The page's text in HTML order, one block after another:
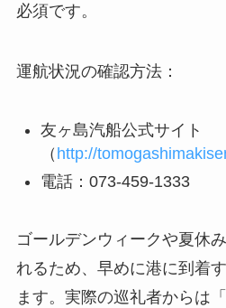
必須です。
運航状況の確認方法：
友ヶ島汽船公式サイト
（ http://
電話：073-459-1333
ゴールデンウィークや夏休
れるため、早めに港に到着
ます。実際の巡礼者からは